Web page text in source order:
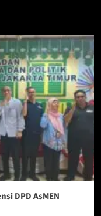
DPD AsMEN